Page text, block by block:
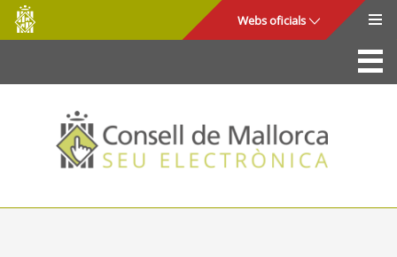
Salta al contingut principal
Consell
de
Mallorca
Webs oficials
La Seu
Consell de Mallorca
Accés i seguretat
Utilitats